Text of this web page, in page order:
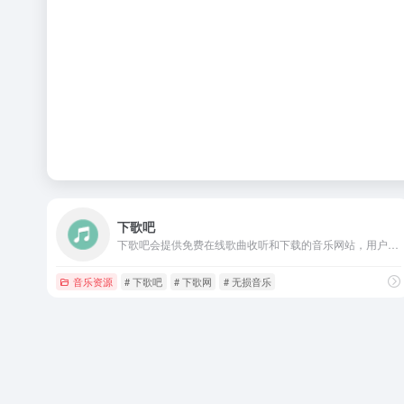
下歌吧
音乐资源 # 下歌吧 # 下歌网 # 无损音乐